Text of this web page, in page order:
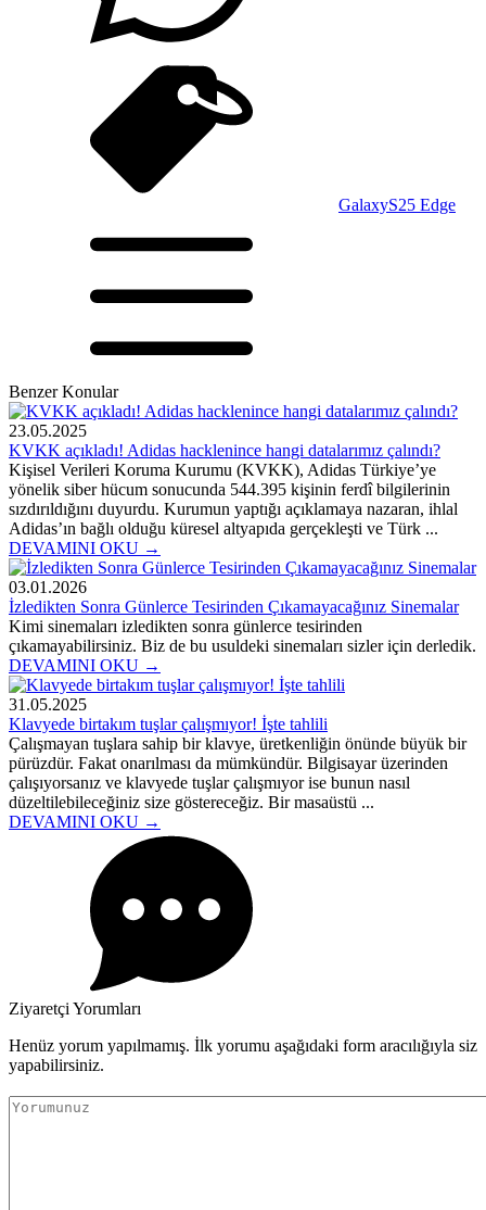
GalaxyS25 Edge
Benzer Konular
23.05.2025
KVKK açıkladı! Adidas hacklenince hangi datalarımız çalındı?
Kişisel Verileri Koruma Kurumu (KVKK), Adidas Türkiye’ye
yönelik siber hücum sonucunda 544.395 kişinin ferdî bilgilerinin
sızdırıldığını duyurdu. Kurumun yaptığı açıklamaya nazaran, ihlal
Adidas’ın bağlı olduğu küresel altyapıda gerçekleşti ve Türk ...
DEVAMINI OKU →
03.01.2026
İzledikten Sonra Günlerce Tesirinden Çıkamayacağınız Sinemalar
Kimi sinemaları izledikten sonra günlerce tesirinden
çıkamayabilirsiniz. Biz de bu usuldeki sinemaları sizler için derledik.
DEVAMINI OKU →
31.05.2025
Klavyede birtakım tuşlar çalışmıyor! İşte tahlili
Çalışmayan tuşlara sahip bir klavye, üretkenliğin önünde büyük bir
pürüzdür. Fakat onarılması da mümkündür. Bilgisayar üzerinden
çalışıyorsanız ve klavyede tuşlar çalışmıyor ise bunun nasıl
düzeltilebileceğiniz size göstereceğiz. Bir masaüstü ...
DEVAMINI OKU →
Ziyaretçi Yorumları
Henüz yorum yapılmamış. İlk yorumu aşağıdaki form aracılığıyla siz
yapabilirsiniz.